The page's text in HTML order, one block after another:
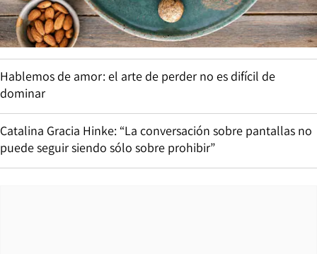
Hablemos de amor: el arte de perder no es difícil de
dominar
Catalina Gracia Hinke: “La conversación sobre pantallas no
puede seguir siendo sólo sobre prohibir”